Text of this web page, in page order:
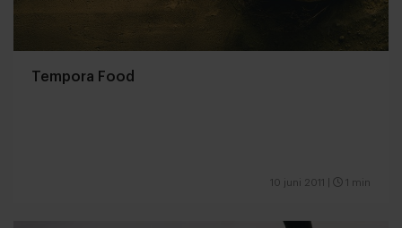
Tempora Food
10 juni 2011 1 min